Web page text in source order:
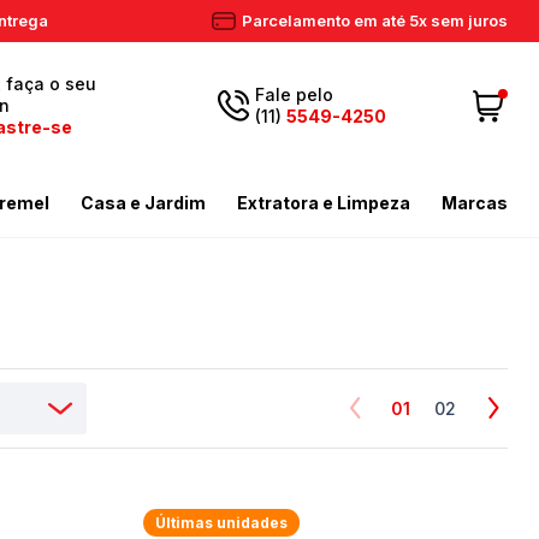
Parcelamento em até 5x sem juros
faça o seu
se
Fale pelo
(11) 5549-4250
contato@eletronservice.com.br
Seg a sex. das
Circulador
Casa e Jardim Extratora e Limpeza
Limpador a Vapor
Marcas
01 02
Últimas unidades